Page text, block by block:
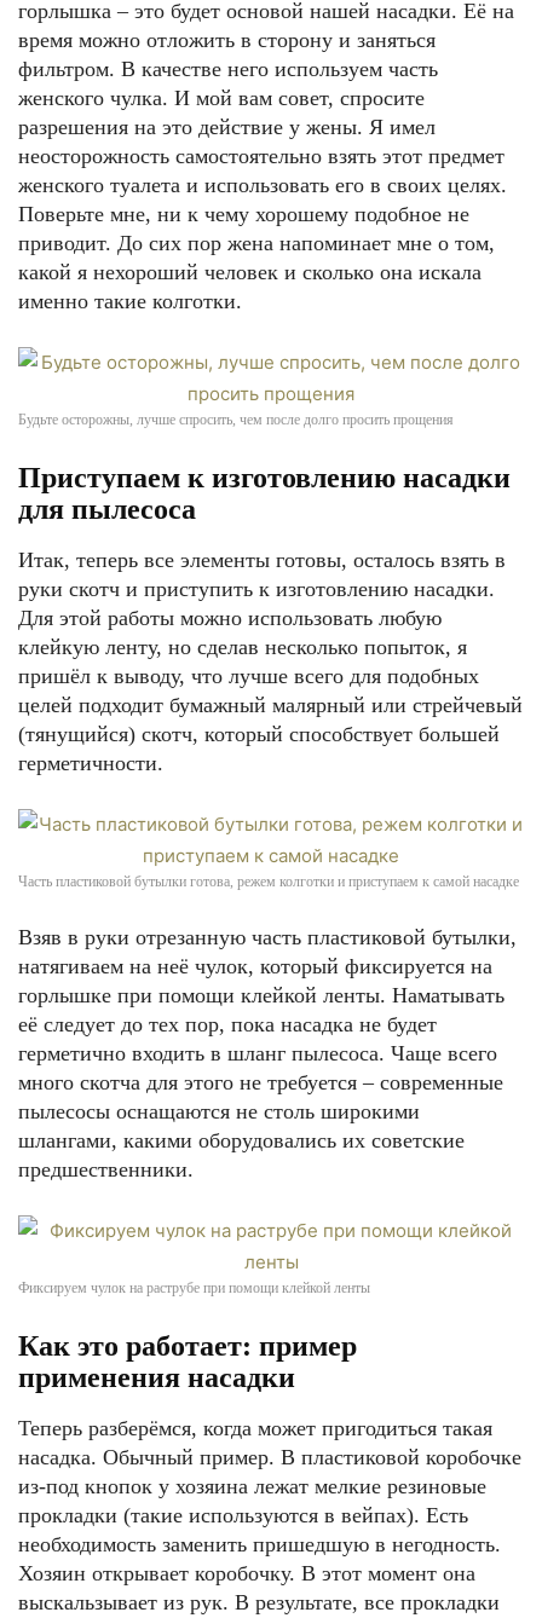
горлышка – это будет основой нашей насадки. Её на
время можно отложить в сторону и заняться
фильтром. В качестве него используем часть
женского чулка. И мой вам совет, спросите
разрешения на это действие у жены. Я имел
неосторожность самостоятельно взять этот предмет
женского туалета и использовать его в своих целях.
Поверьте мне, ни к чему хорошему подобное не
приводит. До сих пор жена напоминает мне о том,
какой я нехороший человек и сколько она искала
именно такие колготки.
Будьте осторожны, лучше спросить, чем после долго просить прощения
Приступаем к изготовлению насадки
для пылесоса
Итак, теперь все элементы готовы, осталось взять в
руки скотч и приступить к изготовлению насадки.
Для этой работы можно использовать любую
клейкую ленту, но сделав несколько попыток, я
пришёл к выводу, что лучше всего для подобных
целей подходит бумажный малярный или стрейчевый
(тянущийся) скотч, который способствует большей
герметичности.
Часть пластиковой бутылки готова, режем колготки и приступаем к самой насадке
Взяв в руки отрезанную часть пластиковой бутылки,
натягиваем на неё чулок, который фиксируется на
горлышке при помощи клейкой ленты. Наматывать
её следует до тех пор, пока насадка не будет
герметично входить в шланг пылесоса. Чаще всего
много скотча для этого не требуется – современные
пылесосы оснащаются не столь широкими
шлангами, какими оборудовались их советские
предшественники.
Фиксируем чулок на раструбе при помощи клейкой ленты
Как это работает: пример
применения насадки
Теперь разберёмся, когда может пригодиться такая
насадка. Обычный пример. В пластиковой коробочке
из-под кнопок у хозяина лежат мелкие резиновые
прокладки (такие используются в вейпах). Есть
необходимость заменить пришедшую в негодность.
Хозяин открывает коробочку. В этот момент она
выскальзывает из рук. В результате, все прокладки